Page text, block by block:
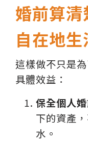
婚前算
自在地生
這樣做不只是
具體效益：
保全個人
下的資產
水。